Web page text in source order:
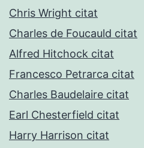
Chris Wright citat
Charles de Foucauld citat
Alfred Hitchock citat
Francesco Petrarca citat
Charles Baudelaire citat
Earl Chesterfield citat
Harry Harrison citat